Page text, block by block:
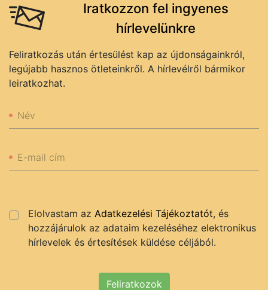
Iratkozzon fel ingyenes
hírlevelünkre
Feliratkozás után értesülést kap az újdonságainkról,
legújabb hasznos ötleteinkről. A hírlevélről bármikor
leiratkozhat.
Név
E-mail cím
Elolvastam az Adatkezelési Tájékoztatót, és
hozzájárulok az adataim kezeléséhez elektronikus
hírlevelek és értesítések küldése céljából.
Feliratkozok